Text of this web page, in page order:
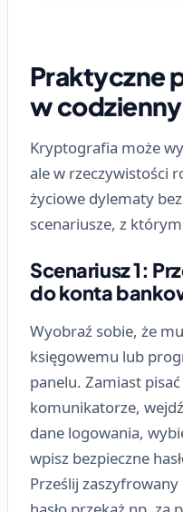
Praktyczne
w
Kryptografia może
ale w rzeczywistości
życiowe dylematy
scenariusze, z
Scenariusz 1:
do konta
Wyobraź sobie, że
księgowemu lub
panelu. Zamiast
komunikatorze,
dane logowania,
wpisz bezpieczne
Prześlij